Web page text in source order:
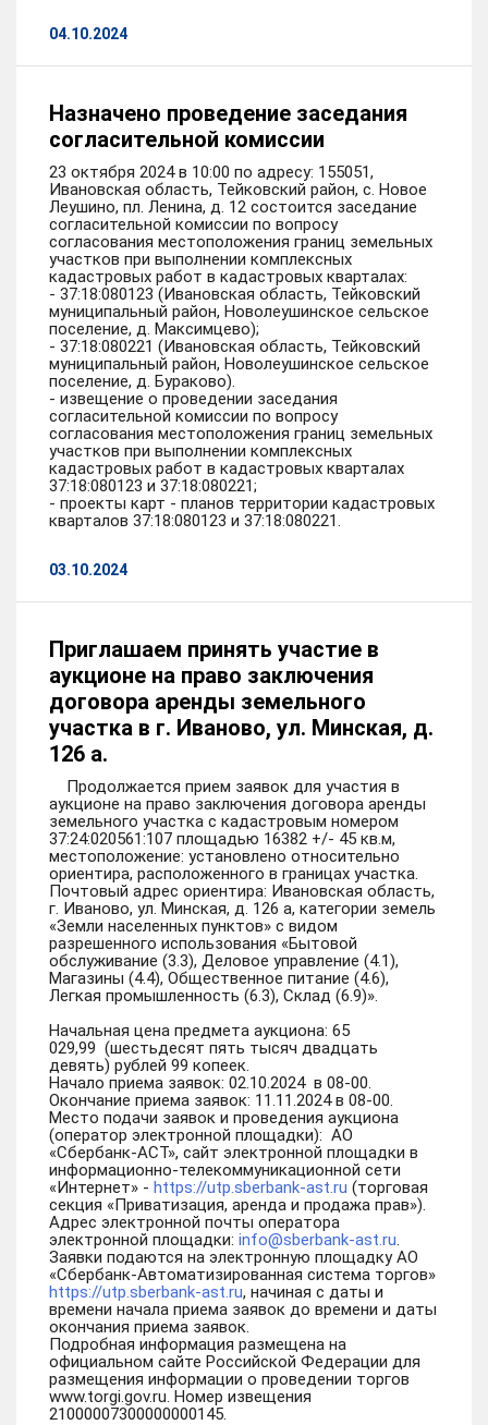
04.10.2024
Назначено проведение заседания
согласительной комиссии
23 октября 2024 в 10:00 по адресу: 155051,
Ивановская область, Тейковский район, с. Новое
Леушино, пл. Ленина, д. 12 состоится заседание
согласительной комиссии по вопросу
согласования местоположения границ земельных
участков при выполнении комплексных
кадастровых работ в кадастровых кварталах:
- 37:18:080123 (Ивановская область, Тейковский
муниципальный район, Новолеушинское сельское
поселение, д. Максимцево);
- 37:18:080221 (Ивановская область, Тейковский
муниципальный район, Новолеушинское сельское
поселение, д. Бураково).
- извещение о проведении заседания
согласительной комиссии по вопросу
согласования местоположения границ земельных
участков при выполнении комплексных
кадастровых работ в кадастровых кварталах
37:18:080123 и 37:18:080221;
- проекты карт - планов территории кадастровых
кварталов 37:18:080123 и 37:18:080221.
03.10.2024
Приглашаем принять участие в
аукционе на право заключения
договора аренды земельного
участка в г. Иваново, ул. Минская, д.
126 а.
Продолжается прием заявок для участия в
аукционе на право заключения договора аренды
земельного участка с кадастровым номером
37:24:020561:107 площадью 16382 +/- 45 кв.м,
местоположение: установлено относительно
ориентира, расположенного в границах участка.
Почтовый адрес ориентира: Ивановская область,
г. Иваново, ул. Минская, д. 126 а, категории земель
«Земли населенных пунктов» с видом
разрешенного использования «Бытовой
обслуживание (3.3), Деловое управление (4.1),
Магазины (4.4), Общественное питание (4.6),
Легкая промышленность (6.3), Склад (6.9)».
Начальная цена предмета аукциона: 65
029,99 (шестьдесят пять тысяч двадцать
девять) рублей 99 копеек.
Начало приема заявок: 02.10.2024 в 08-00.
Окончание приема заявок: 11.11.2024 в 08-00.
Место подачи заявок и проведения аукциона
(оператор электронной площадки): АО
«Сбербанк-АСТ», сайт электронной площадки в
информационно-телекоммуникационной сети
«Интернет» - https://utp.sberbank-ast.ru (торговая
секция «Приватизация, аренда и продажа прав»).
Адрес электронной почты оператора
электронной площадки: info@sberbank-ast.ru.
Заявки подаются на электронную площадку АО
«Сбербанк-Автоматизированная система торгов»
https://utp.sberbank-ast.ru, начиная с даты и
времени начала приема заявок до времени и даты
окончания приема заявок.
Подробная информация размещена на
официальном сайте Российской Федерации для
размещения информации о проведении торгов
www.torgi.gov.ru. Номер извещения
21000007300000000145.